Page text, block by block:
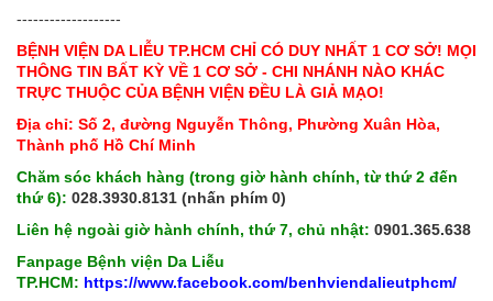
-------------------
BỆNH VIỆN DA LIỄU TP.HCM CHỈ CÓ DUY NHẤT 1 CƠ SỞ! MỌI
THÔNG TIN BẤT KỲ VỀ 1 CƠ SỞ - CHI NHÁNH NÀO KHÁC
TRỰC THUỘC CỦA BỆNH VIỆN ĐỀU LÀ GIẢ MẠO!
Địa chỉ: Số 2, đường Nguyễn Thông, Phường Xuân Hòa,
Thành phố Hồ Chí Minh
Chăm sóc khách hàng (trong giờ hành chính, từ thứ 2 đến
thứ 6): 028.3930.8131 (nhấn phím 0)
Liên hệ ngoài giờ hành chính, thứ 7, chủ nhật: 0901.365.638
Fanpage Bệnh viện Da Liễu
TP.HCM: https://www.facebook.com/benhviendalieutphcm/